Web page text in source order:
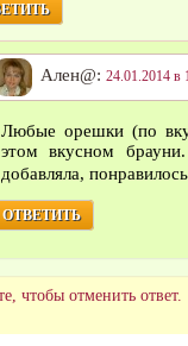
Ален@: 24.01.2014 в
Любые орешки (по
этом вкусном
добавляла,
ОТВЕТИТЬ
чтобы отменить ответ.